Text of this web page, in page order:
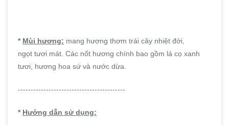
* Mùi hương: mang hương thơm trái cây nhiệt đới,
ngọt tươi mát. Các nốt hương chính bao gồm lá cọ xanh
tươi, hương hoa sứ và nước dừa.
------------------------------------------
* Hướng dẫn sử dụng: